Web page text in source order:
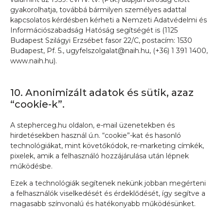
gyakorolhatja, továbbá bármilyen személyes adattal
kapcsolatos kérdésben kérheti a Nemzeti Adatvédelmi és
Információszabadság Hatóság segítségét is (1125
Budapest Szilágyi Erzsébet fasor 22/C, postacím: 1530
Budapest, Pf. 5., ugyfelszolgalat@naih.hu, (+36) 1 391 1400,
www.naih.hu).
10. Anonimizált adatok és sütik, azaz
“cookie-k”.
A stepherceg.hu oldalon, e-mail üzenetekben és
hirdetésekben használ ú.n. “cookie”-kat és hasonló
technológiákat, mint követőkódok, re-marketing címkék,
pixelek, amik a felhasználó hozzájárulása után lépnek
működésbe.
Ezek a technológiák segítenek nekünk jobban megérteni
a felhasználók viselkedését és érdeklődését, így segítve a
magasabb színvonalú és hatékonyabb működésünket.